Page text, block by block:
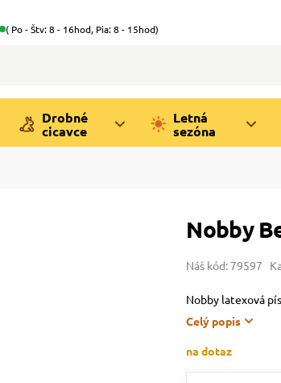
( Po - Štv: 8 - 16hod, Pia: 8 - 15hod)
Drobné
cicavce
Letná
sezóna
Nobby
Náš kód: 79597
Nobby latexová
Celý popis
na dotaz